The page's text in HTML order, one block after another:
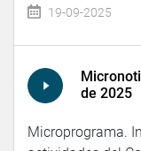
19-09-2025
de 2025
Microprograma.